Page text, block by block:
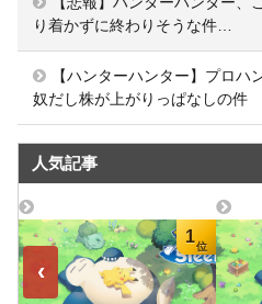
り着かずに終わりそうな件…
【ハンターハンター】プロ
奴だし株が上がりっぱなしの件
人気記事
‹
1